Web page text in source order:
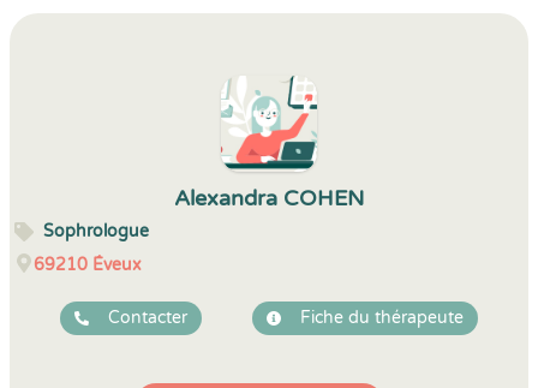
Alexandra COHEN
Sophrologue
69210 Éveux
Contacter Fiche du thérapeute